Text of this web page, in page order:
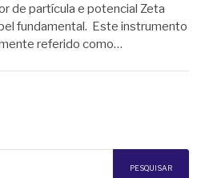
de partícula e potencial Zeta
fundamental. Este instrumento
referido como…
PESQUISAR